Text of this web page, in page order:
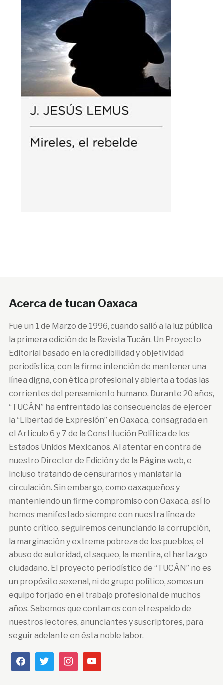
Acerca de tucan Oaxaca
Fue un 1 de Marzo de 1996, cuando salió a la luz pública
la primera edición de la Revista Tucán. Un Proyecto
Editorial basado en la credibilidad y objetividad
periodística, con la firme intención de mantener una
línea digna, con ética profesional y abierta a todas las
corrientes del pensamiento humano. Durante 20 años,
“TUCÁN” ha enfrentado las consecuencias de ejercer
la “Libertad de Expresión” en Oaxaca, consagrada en
el Articulo 6 y 7 de la Constitución Política de los
Estados Unidos Mexicanos. Al atentar en contra de
nuestro Director de Edición y de la Página web, e
incluso tratando de censurarnos y maniatar la
circulación. Sin embargo, como oaxaqueños y
manteniendo un firme compromiso con Oaxaca, así lo
hemos manifestado siempre con nuestra línea de
punto crítico, seguiremos denunciando la corrupción,
la marginación y extrema pobreza de los pueblos, el
abuso de autoridad, el saqueo, la mentira, el hartazgo
ciudadano. El proyecto periodístico de “TUCÁN” no es
un propósito sexenal, ni de grupo político, somos un
equipo forjado en el trabajo profesional de muchos
años. Sabemos que contamos con el respaldo de
nuestros lectores, anunciantes y suscriptores, para
seguir adelante en ésta noble labor.